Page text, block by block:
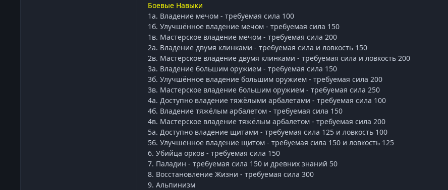
Боевые Навыки
1а. Владение мечом - требуемая сила 100
1б. Улучшённое владение мечом - требуемая сила 150
1в. Мастерское владение мечом - требуемая сила 200
2а. Владение двумя клинками - требуемая сила и ловкость 150
2в. Мастерское владение двумя клинками - требуемая сила и ловкость 200
3а. Владение большим оружием - требуемая сила 150
3б. Улучшённое владение большим оружием - требуемая сила 200
3в. Мастерское владение большим оружием - требуемая сила 250
4а. Доступно владение тяжёлыми арбалетами - требуемая сила 100
4б. Владение тяжёлым арбалетом - требуемая сила 150
4в. Мастерское владение тяжёлым арбалетом - требуемая сила 200
5а. Доступно владение щитами - требуемая сила 125 и ловкость 100
5б. Улучшённое владение щитом - требуемая сила 150 и ловкость 125
6. Убийца орков - требуемая сила 150
7. Паладин - требуемая сила 150 и древних знаний 50
8. Восстановление Жизни - требуемая сила 300
9. Альпинизм